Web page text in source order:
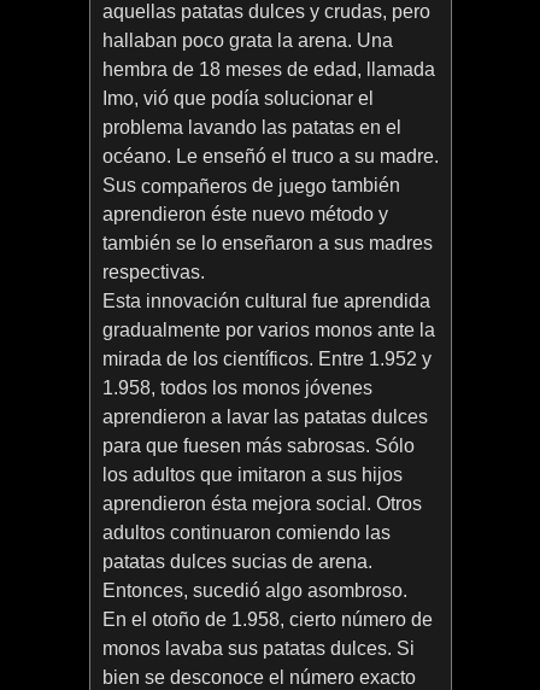
aquellas patatas dulces y crudas, pero
hallaban poco grata la arena. Una
hembra de 18 meses de edad, llamada
Imo, vió que podía solucionar el
problema lavando las patatas en el
océano. Le enseñó el truco a su madre.
Sus compañerosde juegotambién
aprendieron éste nuevo método y
también se lo enseñaron a sus madres
respectivas.
Esta innovación cultural fue aprendida
gradualmente por varios monos ante la
mirada de los científicos. Entre 1.952 y
1.958, todos los monos jóvenes
aprendieron a lavar las patatas dulces
para que fuesen más sabrosas. Sólo
los adultos que imitaron a sus hijos
aprendieron ésta mejora social. Otros
adultos continuaron comiendo las
patatas dulces sucias de arena.
Entonces, sucedió algo asombroso.
En el otoño de 1.958, cierto número de
monos lavaba sus patatas dulces. Si
bien se desconoce el número exacto